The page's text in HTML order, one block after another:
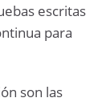
escritas
para
son las